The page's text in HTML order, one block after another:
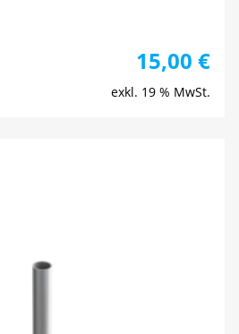
15,00 €
exkl. 19 % MwSt.